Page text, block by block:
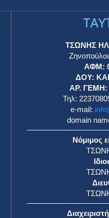
ΤΣΩΝΗΣ
ΑΦΜ:
ΔΟΥ:
ΑΡ. ΓΕΜΗ:
Τηλ:
e-mail:
domain
Νόμιμος